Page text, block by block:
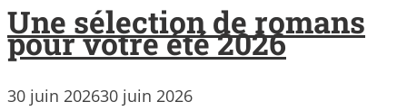
Une sélection de romans
pour votre été 2026
30 juin 202630 juin 2026